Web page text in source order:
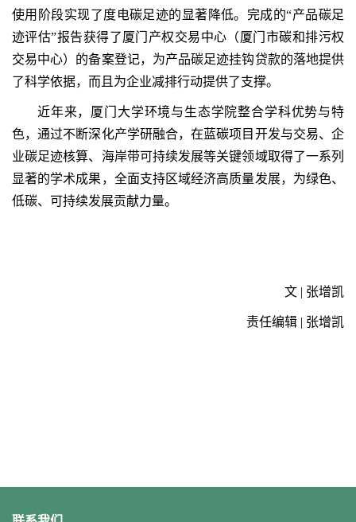
使用阶段实现了度电碳足迹的显著降低。完成的“产品碳足
迹评估”报告获得了厦门产权交易中心（厦门市碳和排污权
交易中心）的备案登记，为产品碳足迹挂钩贷款的落地提供
了科学依据，而且为企业减排行动提供了支撑。
近年来，厦门大学环境与生态学院整合学科优势与特
色，通过不断深化产学研融合，在蓝碳项目开发与交易、企
业碳足迹核算、海岸带可持续发展等关键领域取得了一系列
显著的学术成果，全面支持区域经济高质量发展，为绿色、
低碳、可持续发展贡献力量。
文 | 张增凯
责任编辑 | 张增凯